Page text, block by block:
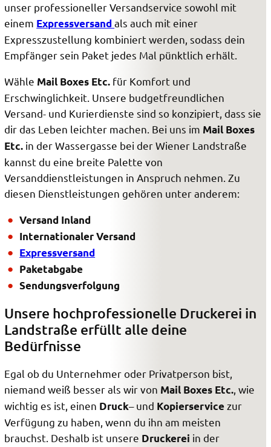
unser professioneller Versandservice sowohl mit
einem Expressversandals auch mit einer
Expresszustellung kombiniert werden, sodass dein
Empfänger sein Paket jedes Mal pünktlich erhält.
Wähle Mail Boxes Etc. für Komfort und
Erschwinglichkeit. Unsere budgetfreundlichen
Versand- und Kurierdienste sind so konzipiert, dass sie
dir das Leben leichter machen. Bei uns im Mail Boxes
Etc. in der Wassergasse bei der Wiener Landstraße
kannst du eine breite Palette von
Versanddienstleistungen in Anspruch nehmen. Zu
diesen Dienstleistungen gehören unter anderem:
Versand Inland
Internationaler Versand
Expressversand
Paketabgabe
Sendungsverfolgung
Unsere hochprofessionelle Druckerei in
Landstraße erfüllt alle deine
Bedürfnisse
Egal ob du Unternehmer oder Privatperson bist,
niemand weiß besser als wir von Mail Boxes Etc. , wie
wichtig es ist, einen Druck– und Kopierservicezur
Verfügung zu haben, wenn du ihn am meisten
brauchst. Deshalb ist unsere Druckerei in der